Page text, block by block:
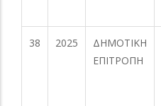
38 2025
ΔΗΜΟΤΙΚΗ
ΕΠΙΤΡΟΠΗ